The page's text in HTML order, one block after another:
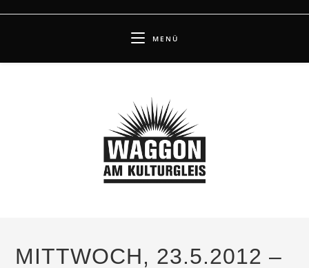
MENÜ
MITTWOCH, 23.5.2012 –